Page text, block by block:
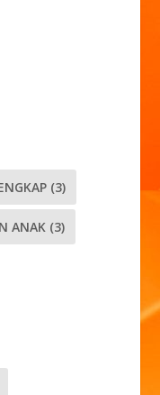
(3)
ANAK (3)